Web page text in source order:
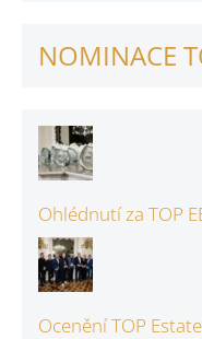
NOMINACE
Ohlédnutí za TOP
Ocenění TOP